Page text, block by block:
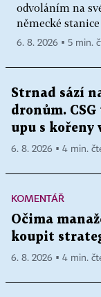
odvoláním na
německé
6. 8. 2026 ▪ 5 min.
Strnad sází
dronům.
upu s kořeny
6. 8. 2026 ▪ 4 min.
KOMENTÁŘ
Očima
koupit
6. 8. 2026 ▪ 4 min.